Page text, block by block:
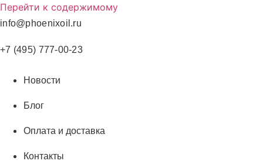
Перейти к содержимому
info@phoenixoil.ru
+7 (495) 777-00-23
Новости
Блог
Оплата и доставка
Контакты